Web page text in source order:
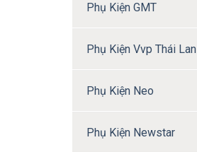
Phụ Kiện GMT
Phụ Kiện Vvp Thái Lan
Phụ Kiện Neo
Phụ Kiện Newstar